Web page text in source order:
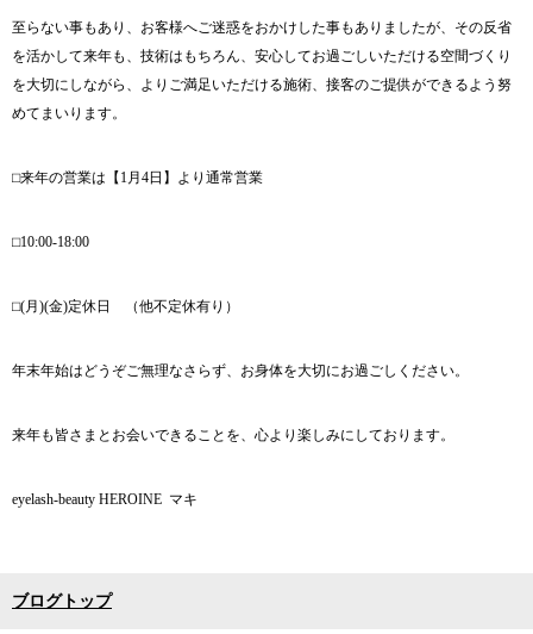
至らない事もあり、お客様へご迷惑をおかけした事もありましたが、その反省
を活かして来年も、技術はもちろん、安心してお過ごしいただける空間づくり
を大切にしながら、よりご満足いただける施術、接客のご提供ができるよう努
めてまいります。
⬜︎来年の営業は【1月4日】より通常営業
⬜︎10:00-18:00
⬜︎(月)(金)定休日 （他不定休有り）
年末年始はどうぞご無理なさらず、お身体を大切にお過ごしください。
来年も皆さまとお会いできることを、心より楽しみにしております。
eyelash-beauty HEROINE マキ
ブログトップ